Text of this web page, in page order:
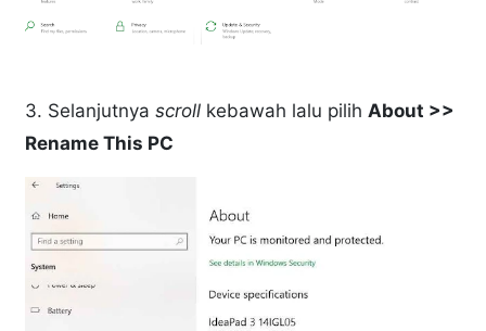
3. Selanjutnya scroll kebawah lalu pilih About >>
Rename This PC